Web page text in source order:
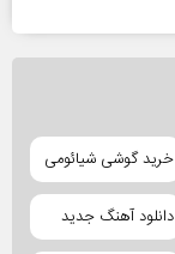
خرید گوشی شیائومی
دانلود آهنگ جدید